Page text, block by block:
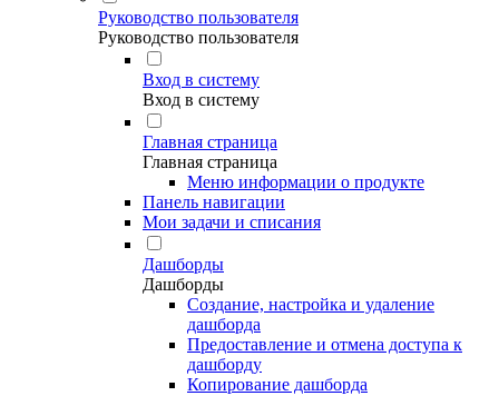
Руководство пользователя
Руководство пользователя
Вход в систему
Вход в систему
Главная страница
Главная страница
Меню информации о продукте
Панель навигации
Мои задачи и списания
Дашборды
Дашборды
Создание, настройка и удаление
дашборда
Предоставление и отмена доступа к
дашборду
Копирование дашборда